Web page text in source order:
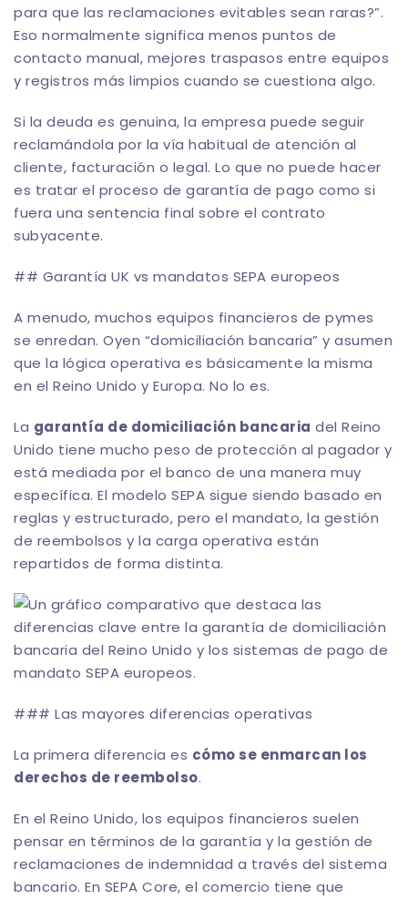
para que las reclamaciones evitables sean raras?”.
Eso normalmente significa menos puntos de
contacto manual, mejores traspasos entre equipos
y registros más limpios cuando se cuestiona algo.
Si la deuda es genuina, la empresa puede seguir
reclamándola por la vía habitual de atención al
cliente, facturación o legal. Lo que no puede hacer
es tratar el proceso de garantía de pago como si
fuera una sentencia final sobre el contrato
subyacente.
## Garantía UK vs mandatos SEPA europeos
A menudo, muchos equipos financieros de pymes
se enredan. Oyen “domiciliación bancaria” y asumen
que la lógica operativa es básicamente la misma
en el Reino Unido y Europa. No lo es.
La garantía de domiciliación bancaria del Reino
Unido tiene mucho peso de protección al pagador y
está mediada por el banco de una manera muy
específica. El modelo SEPA sigue siendo basado en
reglas y estructurado, pero el mandato, la gestión
de reembolsos y la carga operativa están
repartidos de forma distinta.
### Las mayores diferencias operativas
La primera diferencia es cómo se enmarcan los
derechos de reembolso.
En el Reino Unido, los equipos financieros suelen
pensar en términos de la garantía y la gestión de
reclamaciones de indemnidad a través del sistema
bancario. En SEPA Core, el comercio tiene que